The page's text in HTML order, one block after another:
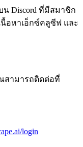
น Discord ที่มีสมาชิก
นื้อหาเอ็กซ์คลูซีฟ และ
สามารถติดต่อที่
login